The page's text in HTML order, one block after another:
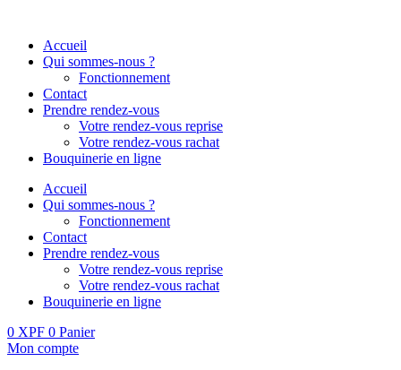
contenuAccueil
Qui sommes-nous ?
Fonctionnement
Contact
Prendre rendez-vous
Votre rendez-vous reprise
Votre rendez-vous rachat
Bouquinerie en ligne
Accueil
Qui sommes-nous ?
Fonctionnement
Contact
Prendre rendez-vous
Votre rendez-vous reprise
Votre rendez-vous rachat
Bouquinerie en ligne
0 XPF 0 Panier
Mon compte